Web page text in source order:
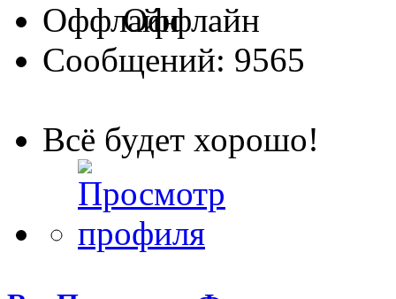
Оффлайн
Сообщений: 9565
Всё будет хорошо!